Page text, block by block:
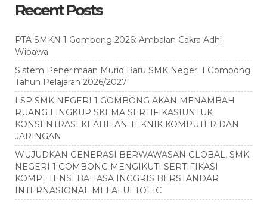
Recent Posts
PTA SMKN 1 Gombong 2026: Ambalan Cakra Adhi
Wibawa
Sistem Penerimaan Murid Baru SMK Negeri 1 Gombong
Tahun Pelajaran 2026/2027
LSP SMK NEGERI 1 GOMBONG AKAN MENAMBAH
RUANG LINGKUP SKEMA SERTIFIKASIUNTUK
KONSENTRASI KEAHLIAN TEKNIK KOMPUTER DAN
JARINGAN
WUJUDKAN GENERASI BERWAWASAN GLOBAL, SMK
NEGERI 1 GOMBONG MENGIKUTI SERTIFIKASI
KOMPETENSI BAHASA INGGRIS BERSTANDAR
INTERNASIONAL MELALUI TOEIC